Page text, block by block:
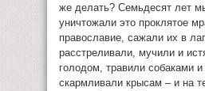
же делать? Семьдесят лет
уничтожали это проклятое
православие, сажали их в
расстреливали, мучили и
голодом, травили собаками
скармливали крысам – и на